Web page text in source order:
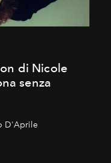
di Nicole
senza
D'Aprile